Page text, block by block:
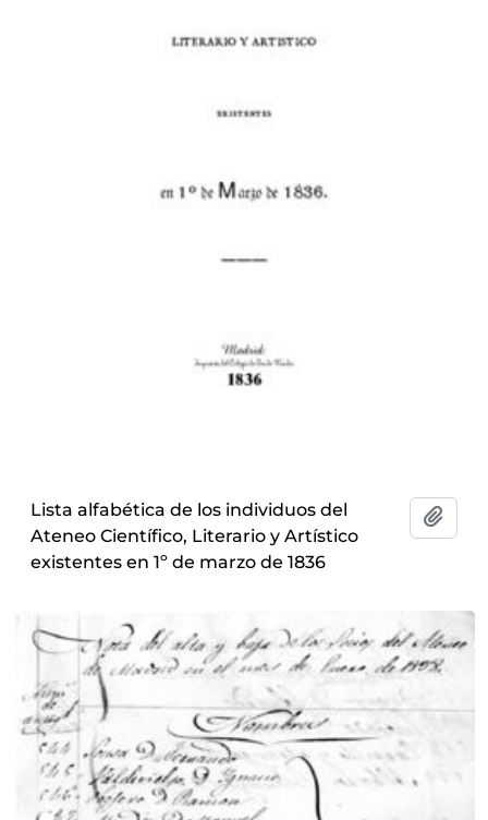
Lista alfabética de los individuos del
Ateneo Científico, Literario y Artístico
existentes en 1º de marzo de 1836